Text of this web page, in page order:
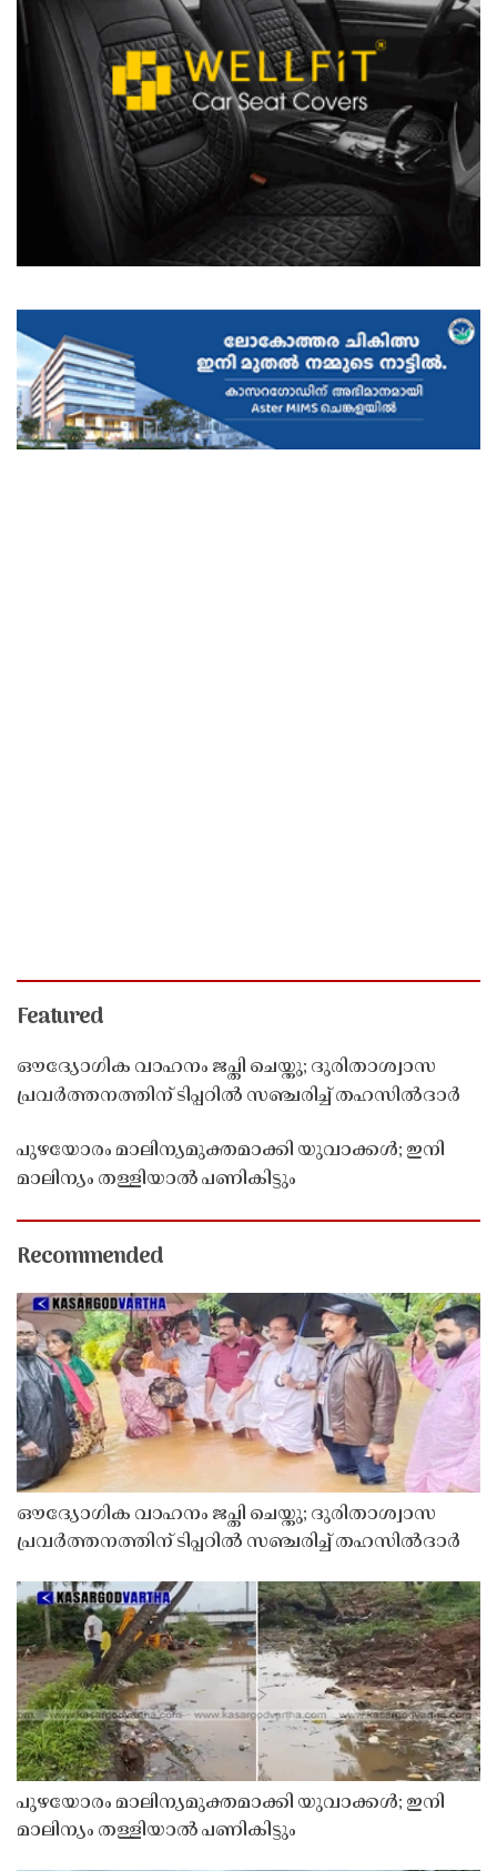
Featured
ഔദ്യോഗിക വാഹനം ജപ്തി ചെയ്തു; ദുരിതാശ്വാസ
പ്രവർത്തനത്തിന് ടിപ്പറിൽ സഞ്ചരിച്ച് തഹസിൽദാർ
പുഴയോരം മാലിന്യമുക്തമാക്കി യുവാക്കൾ; ഇനി
മാലിന്യം തള്ളിയാൽ പണികിട്ടും
Recommended
ഔദ്യോഗിക വാഹനം ജപ്തി ചെയ്തു; ദുരിതാശ്വാസ
പ്രവർത്തനത്തിന് ടിപ്പറിൽ സഞ്ചരിച്ച് തഹസിൽദാർ
പുഴയോരം മാലിന്യമുക്തമാക്കി യുവാക്കൾ; ഇനി
മാലിന്യം തള്ളിയാൽ പണികിട്ടും